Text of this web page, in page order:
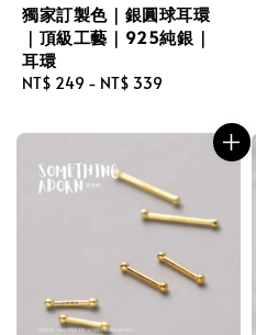
獨家訂製色｜銀圓球耳環
｜頂級工藝｜925純銀｜
耳環
Regular
NT$ 249 - NT$ 339